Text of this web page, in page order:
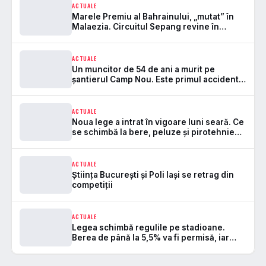
ACTUALE
Marele Premiu al Bahrainului, „mutat” în
Malaezia. Circuitul Sepang revine în
ACTUALE
Un muncitor de 54 de ani a murit pe
șantierul Camp Nou. Este primul accident
ACTUALE
Noua lege a intrat în vigoare luni seară. Ce
se schimbă la bere, peluze și pirotehnie
ACTUALE
Știința București și Poli Iași se retrag din
competiții
ACTUALE
Legea schimbă regulile pe stadioane.
Berea de până la 5,5% va fi permisă, iar